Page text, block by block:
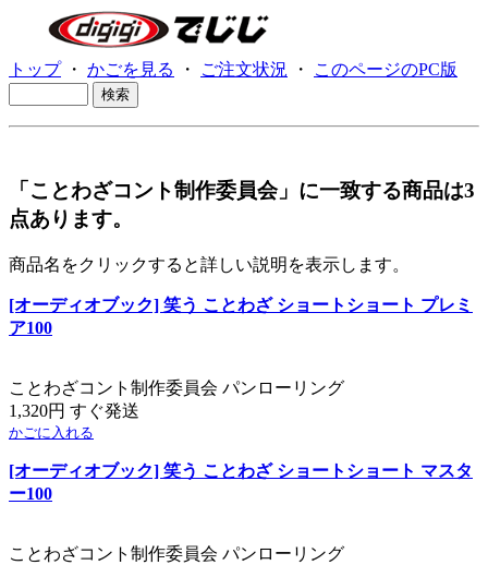
トップ・ かごを見る ・ ご注文状況 ・ このページのPC版
「ことわざコント制作委員会」に一致する商品は3
点あります。
商品名をクリックすると詳しい説明を表示します。
[オーディオブック] 笑う ことわざ ショートショート プレミ
ア100
ことわざコント制作委員会 パンローリング
1,320円 すぐ発送
かごに入れる
[オーディオブック] 笑う ことわざ ショートショート マスタ
ー100
ことわざコント制作委員会 パンローリング